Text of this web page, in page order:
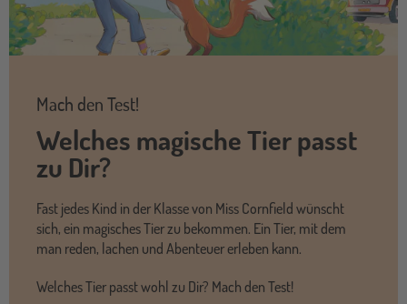
Mach den Test!
Welches magische Tier passt
zu Dir?
Fast jedes Kind in der Klasse von Miss Cornfield wünscht
sich, ein magisches Tier zu bekommen. Ein Tier, mit dem
man reden, lachen und Abenteuer erleben kann.
Welches Tier passt wohl zu Dir? Mach den Test!